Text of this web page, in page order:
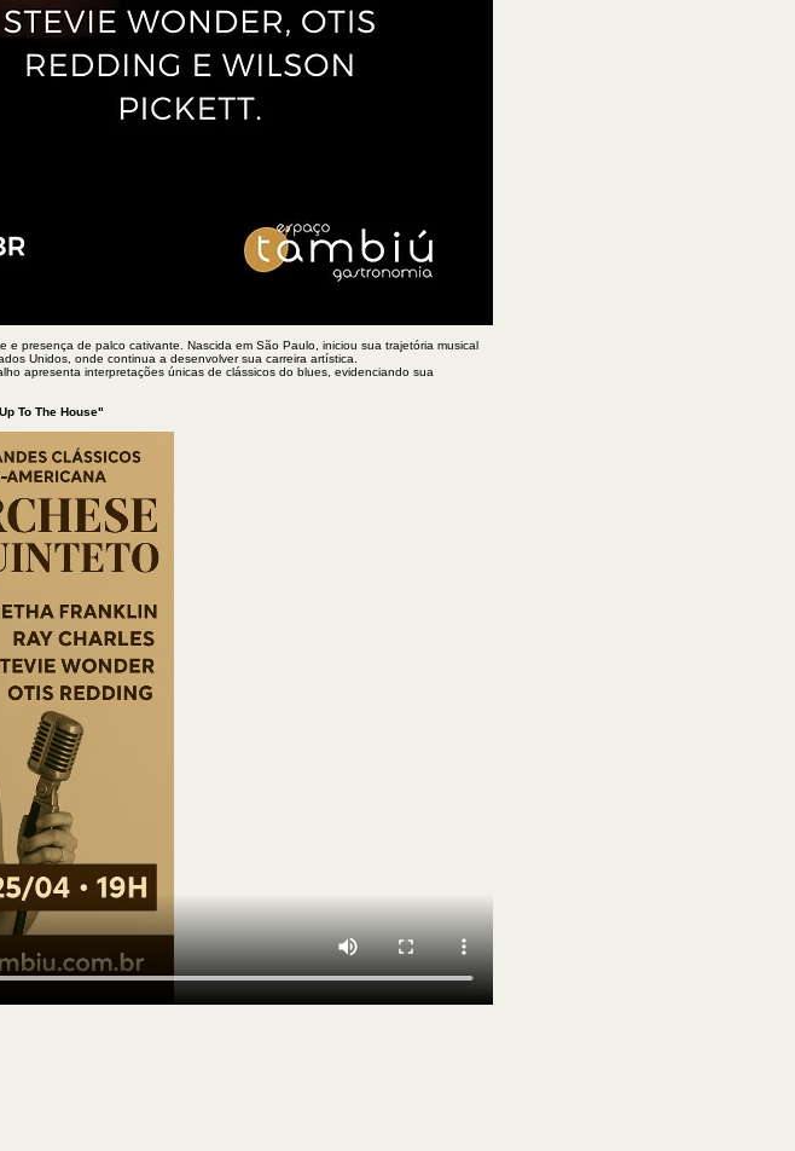
presença de palco cativante. Nascida em São Paulo, iniciou sua trajetória musical
Unidos, onde continua a desenvolver sua carreira artística.​
apresenta interpretações únicas de clássicos do blues, evidenciando sua
To The House"